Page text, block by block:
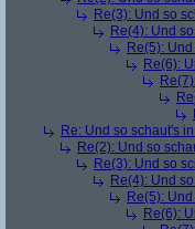
Re(3): Und so
Re(4): Und
Re(5):
Re(6):
Re: Und so schaut's
Re(2): Und so
Re(3): Und so
Re(4): Und
Re(5):
Re(6):